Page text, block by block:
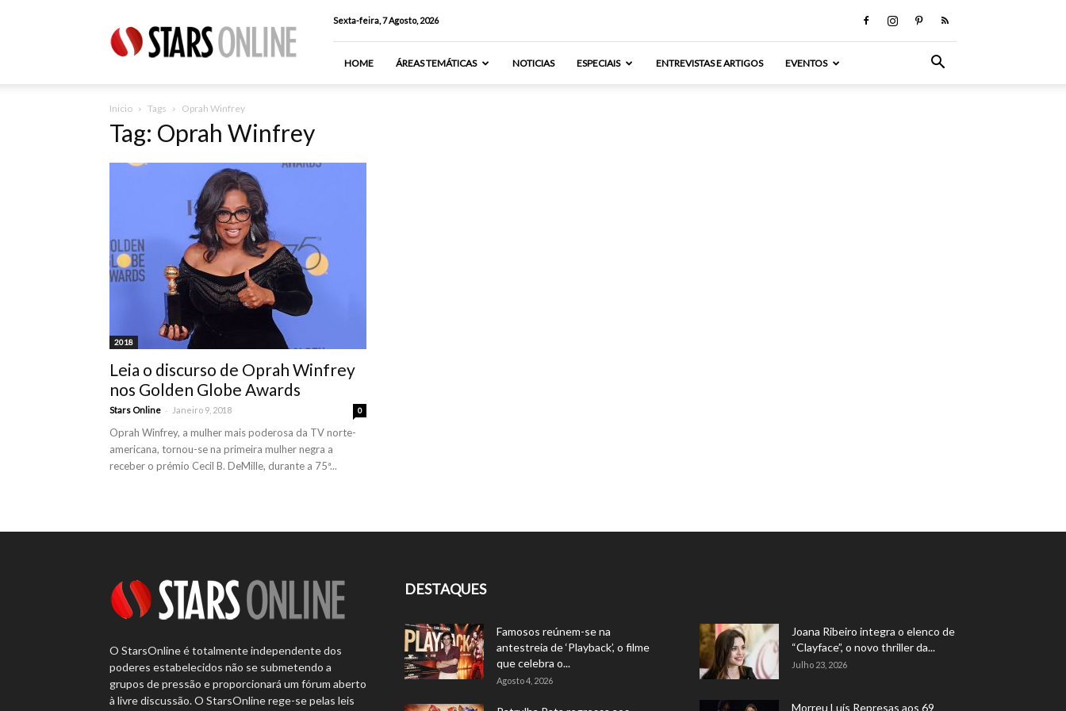
Online
Sexta-feira, 7 Agosto, 2026
HOME ÁREAS TEMÁTICAS NOTICIAS ESPECIAIS ENTREVISTAS E ARTIGOS EVENTOS
Inicio Tags Oprah Winfrey
Tag: Oprah Winfrey
2018
Leia o discurso de Oprah Winfrey
nos Golden Globe Awards
Stars Online - Janeiro 9, 2018 0
Oprah Winfrey, a mulher mais poderosa da TV norte-
americana, tornou-se na primeira mulher negra a
receber o prémio Cecil B. DeMille, durante a 75ª...
O StarsOnline é totalmente independente dos
poderes estabelecidos não se submetendo a
grupos de pressão e proporcionará um fórum aberto
à livre discussão. O StarsOnline rege-se pelas leis
DESTAQUES
Famosos reúnem-se na
antestreia de ‘Playback’, o filme
que celebra o...
Agosto 4, 2026
Joana Ribeiro integra o elenco de
“Clayface”, o novo thriller da...
Julho 23, 2026
Morreu Luís Represas aos 69